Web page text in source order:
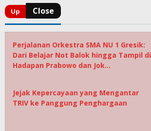
Perjalanan Orkestra SMA NU 1 Gresik:
Dari Belajar Not Balok hingga Tampil di
Hadapan Prabowo dan Jok…
Jejak Kepercayaan yang Mengantar
TRIV ke Panggung Penghargaan